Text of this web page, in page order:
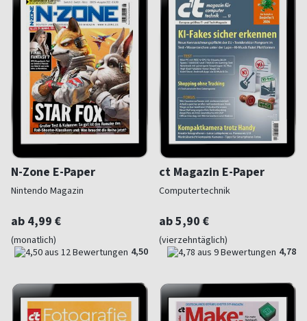
N-Zone E-Paper
Nintendo Magazin
ab 4,99 €
(monatlich)
4,50
ct Magazin E-Paper
Computertechnik
ab 5,90 €
(vierzehntäglich)
4,78